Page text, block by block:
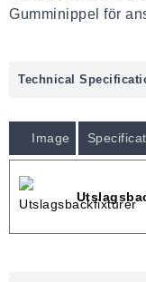
Gumminippel för
Technical
Image